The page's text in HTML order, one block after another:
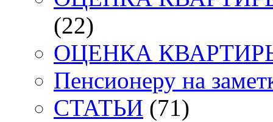
(22)
ОЦЕНКА КВАРТИРЫ.
Пенсионеру на
СТАТЬИ (71)